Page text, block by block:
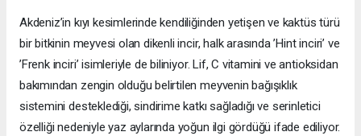
Akdeniz’in kıyı kesimlerinde kendiliğinden yetişen ve kaktüs türü
bir bitkinin meyvesi olan dikenli incir, halk arasında ’Hint inciri’ ve
’Frenk inciri’ isimleriyle de biliniyor. Lif, C vitamini ve antioksidan
bakımından zengin olduğu belirtilen meyvenin bağışıklık
sistemini desteklediği, sindirime katkı sağladığı ve serinletici
özelliği nedeniyle yaz aylarında yoğun ilgi gördüğü ifade ediliyor.